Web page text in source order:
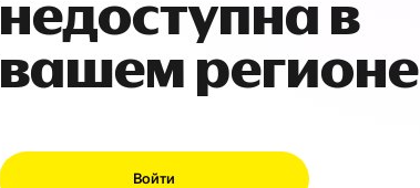
недоступна в
вашем регионе
Войти